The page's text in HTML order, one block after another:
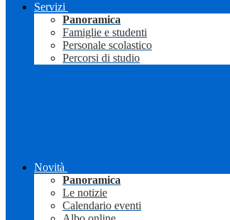
Servizi
Panoramica
Famiglie e studenti
Personale scolastico
Percorsi di studio
Novità
Panoramica
Le notizie
Calendario eventi